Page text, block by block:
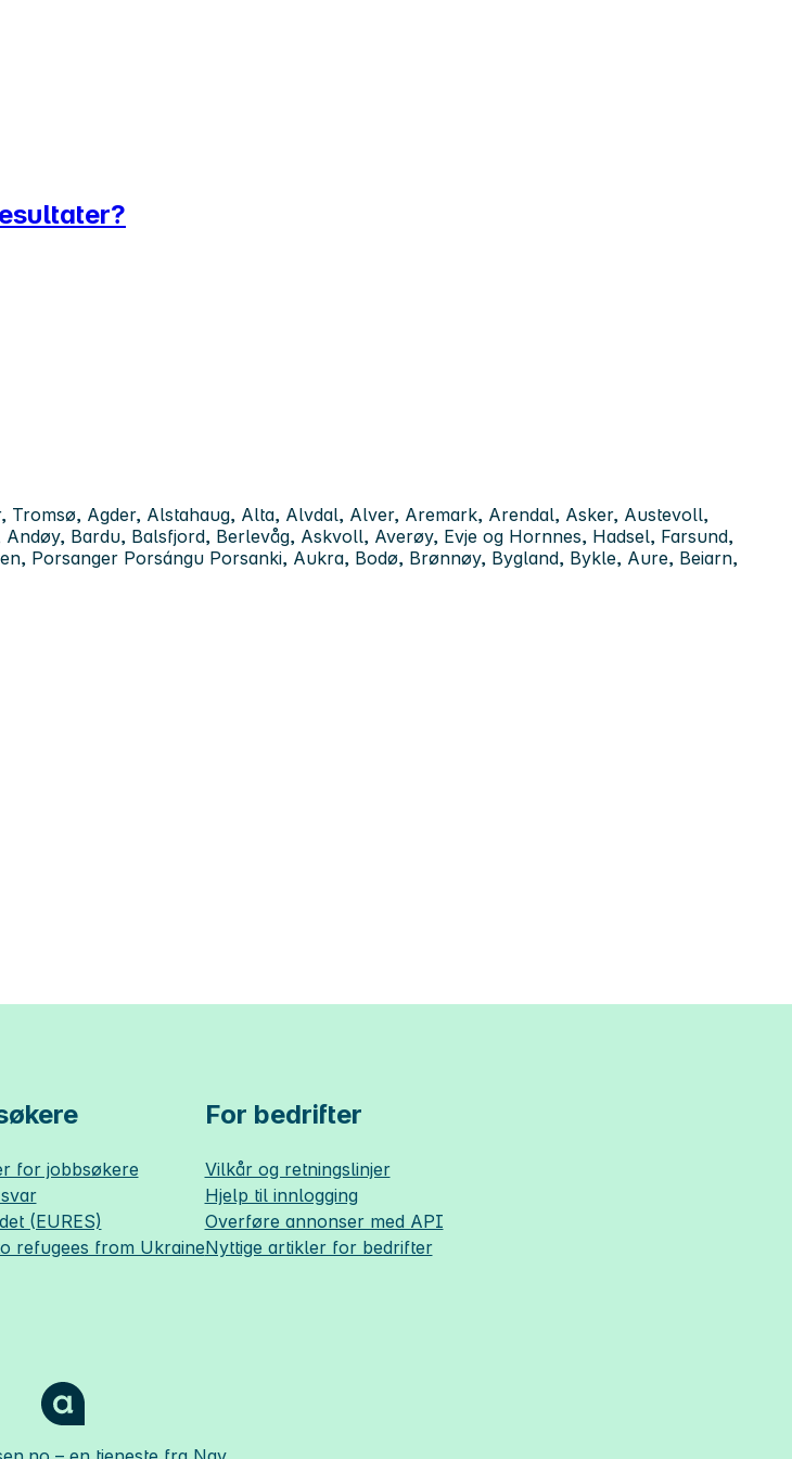
Agder, Alstahaug, Alta, Alvdal, Alver, Aremark, Arendal, Asker, Austevoll,
Bardu, Balsfjord, Berlevåg, Askvoll, Averøy, Evje og Hornnes, Hadsel, Farsund,
Porsanger Porsángu Porsanki, Aukra, Bodø, Brønnøy, Bygland, Bykle, Aure, Beiarn,
for jobbsøkere
(EURES)
refugees from Ukraine
For bedrifter
Vilkår og retningslinjer
Hjelp til innlogging
Overføre annonser med API
Nyttige artikler for bedrifter